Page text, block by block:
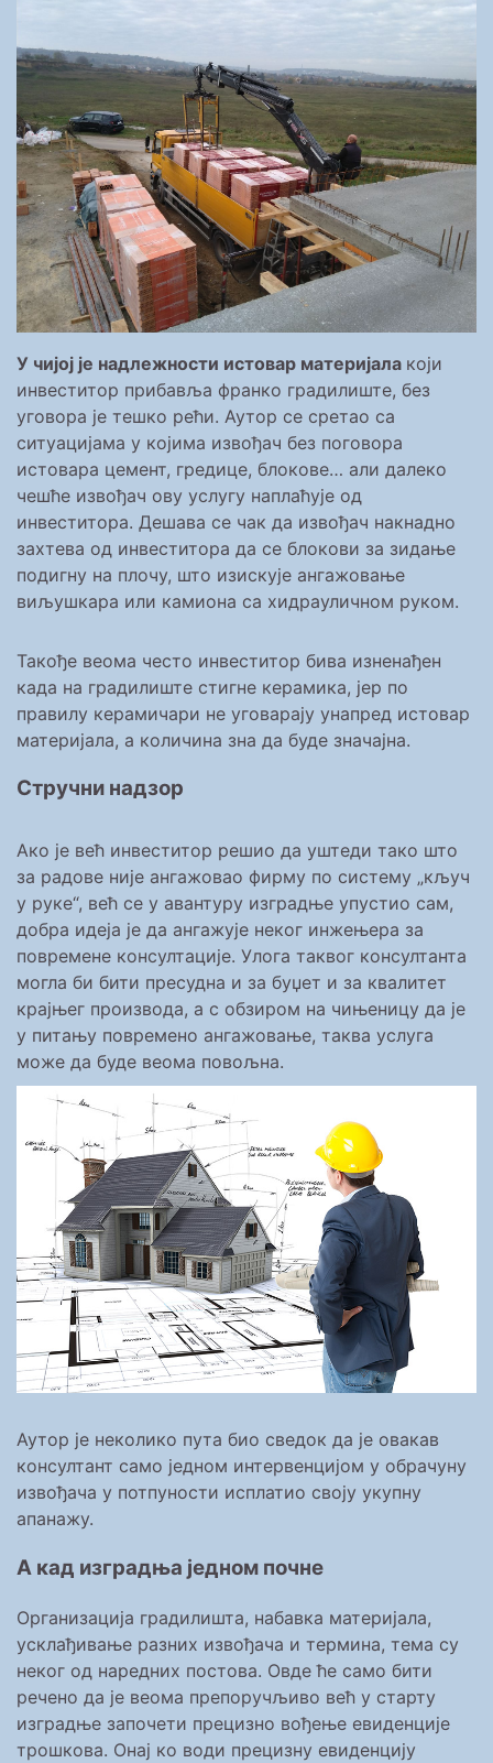
У чијој је надлежности истовар материјала који
инвеститор прибавља франко градилиште, без
уговора је тешко рећи. Аутор се сретао са
ситуацијама у којима извођач без поговора
истовара цемент, гредице, блокове… али далеко
чешће извођач ову услугу наплаћује од
инвеститора. Дешава се чак да извођач накнадно
захтева од инвеститора да се блокови за зидање
подигну на плочу, што изискује ангажовање
виљушкара или камиона са хидрауличном руком.
Такође веома често инвеститор бива изненађен
када на градилиште стигне керамика, јер по
правилу керамичари не уговарају унапред истовар
материјала, а количина зна да буде значајна.
Стручни надзор
Ако је већ инвеститор решио да уштеди тако што
за радове није ангажовао фирму по систему „кључ
у руке“, већ се у авантуру изградње упустио сам,
добра идеја је да ангажује неког инжењера за
повремене консултације. Улога таквог консултанта
могла би бити пресудна и за буџет и за квалитет
крајњег производа, а с обзиром на чињеницу да је
у питању повремено ангажовање, таква услуга
може да буде веома повољна.
Аутор је неколико пута био сведок да је овакав
консултант само једном интервенцијом у обрачуну
извођача у потпуности исплатио своју укупну
апанажу.
А кад изградња једном почне
Организација градилишта, набавка материјала,
усклађивање разних извођача и термина, тема су
неког од наредних постова. Овде ће само бити
речeно да је веома препоручљиво већ у старту
изградње започети прецизно вођење евиденције
трошкова. Онај ко води прецизну евиденцију